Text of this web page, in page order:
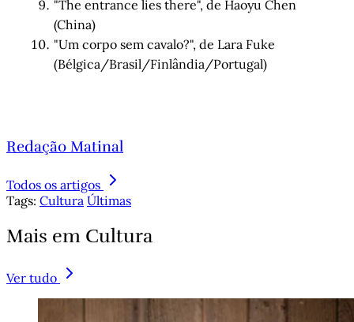
"The entrance lies there", de Haoyu Chen
(China)
"Um corpo sem cavalo?", de Lara Fuke
(Bélgica/Brasil/Finlândia/Portugal)
Redação Matinal
Todos os artigos
Tags: Cultura Últimas
Mais em Cultura
Ver tudo